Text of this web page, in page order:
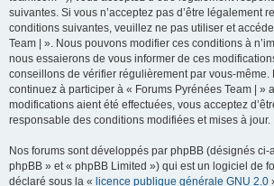
suivantes. Si vous n’acceptez pas d’être légalement
conditions suivantes, veuillez ne pas utiliser et
Team | ». Nous pouvons modifier ces conditions à
nous essaierons de vous informer de ces
conseillons de vérifier régulièrement par vous-même.
continuez à participer à « Forums Pyrénées Team | »
modifications aient été effectuées, vous acceptez
responsable des conditions modifiées et mises à jour.
Nos forums sont développés par phpBB (désignés ci-
phpBB » et « phpBB Limited ») qui est un logiciel de
déclaré sous la « licence publique générale GNU 2.0